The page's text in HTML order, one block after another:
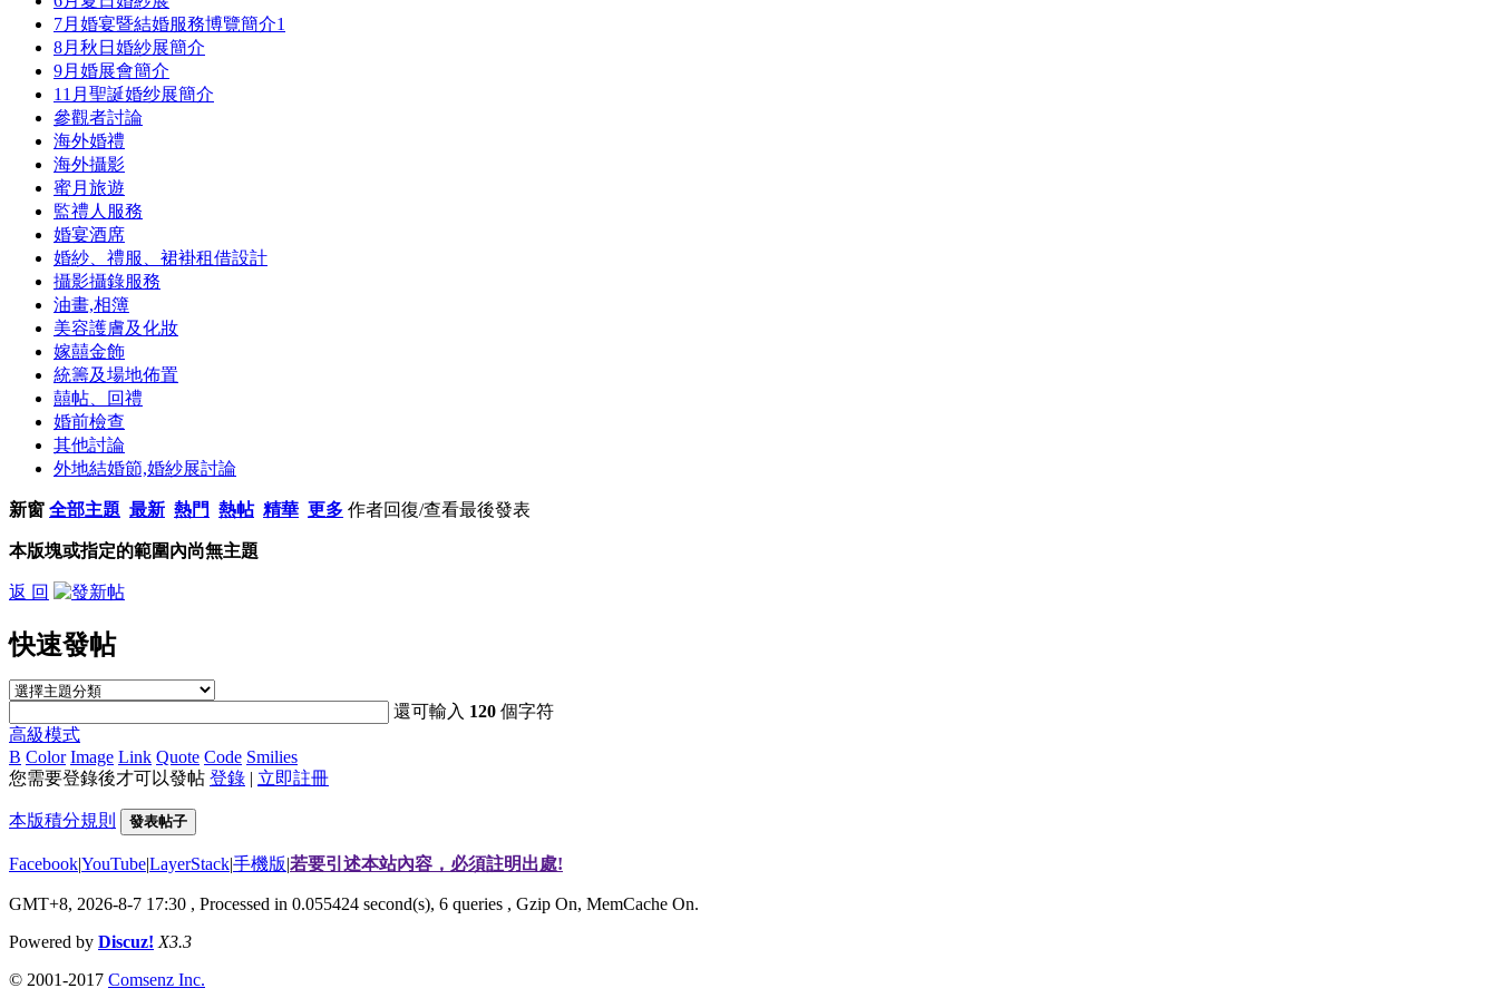
7月婚宴暨結婚服務博覽簡介1
8月秋日婚紗展簡介
9月婚展會簡介
11月聖誕婚纱展簡介
參觀者討論
海外婚禮
海外攝影
蜜月旅遊
監禮人服務
婚宴酒席
婚紗、禮服、裙褂租借設計
攝影攝錄服務
油畫,相簿
美容護膚及化妝
嫁囍金飾
統籌及場地佈置
囍帖、回禮
婚前檢查
其他討論
外地結婚節,婚紗展討論
新窗 全部主題 最新 熱門 熱帖 精華 更多 作者回復/查看最後發表
本版塊或指定的範圍內尚無主題
返 回
快速發帖
還可輸入 120 個字符
高級模式
B Color Image Link Quote Code Smilies
您需要登錄後才可以發帖 登錄 | 立即註冊
本版積分規則 發表帖子
Facebook|YouTube|LayerStack|手機版|若要引述本站內容，必須註明出處!
GMT+8, 2026-8-7 17:30 , Processed in 0.055424 second(s), 6 queries , Gzip On, MemCache On.
Powered by Discuz! X3.3
© 2001-2017 Comsenz Inc.